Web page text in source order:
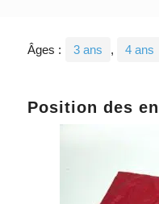
Âges : 3 ans , 4 ans
Position des